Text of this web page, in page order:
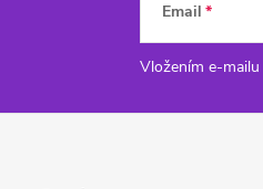
Email
Vložením e-